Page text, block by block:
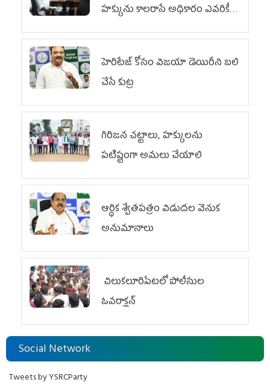
హక్కును కాలరాసే అధికారం ఎవరికీ
లేదు
హెరిటేజ్ కోసం విజయా డెయిరీని బలి
చేసే కుట్ర‌
గిరిజన చట్టాలు, హక్కులను
పటిష్టంగా అమలు చేయాలి
ఆర్థిక శ్వేతపత్రం విడుదల వెనుక
అనుమానాలు
చిలుక‌లూరిపేట‌లో పోలీసుల
ఓవ‌రాక్ష‌న్‌
Social Network
Tweets by YSRCParty